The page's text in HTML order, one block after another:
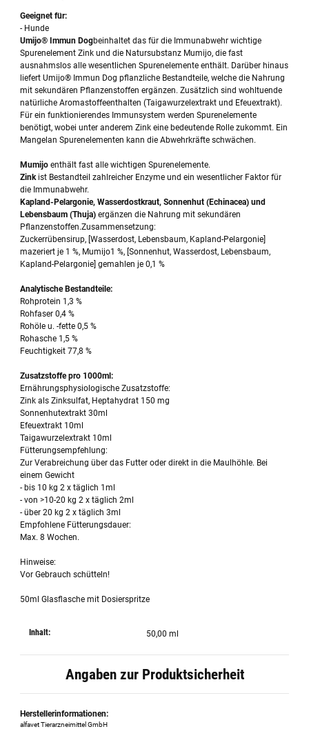
Geeignet für:
- Hunde
Umijo® Immun Dogbeinhaltet das für die Immunabwehr wichtige
Spurenelement Zink und die Natursubstanz Mumijo, die fast
ausnahmslos alle wesentlichen Spurenelemente enthält. Darüber hinaus
liefert Umijo® Immun Dog pflanzliche Bestandteile, welche die Nahrung
mit sekundären Pflanzenstoffen ergänzen. Zusätzlich sind wohltuende
natürliche Aromastoffeenthalten (Taigawurzelextrakt und Efeuextrakt).
Für ein funktionierendes Immunsystem werden Spurenelemente
benötigt, wobei unter anderem Zink eine bedeutende Rolle zukommt. Ein
Mangelan Spurenelementen kann die Abwehrkräfte schwächen.
Mumijo enthält fast alle wichtigen Spurenelemente.
Zinkist Bestandteil zahlreicher Enzyme und ein wesentlicher Faktor für
die Immunabwehr.
Kapland-Pelargonie, Wasserdostkraut, Sonnenhut (Echinacea) und
Lebensbaum (Thuja) ergänzen die Nahrung mit sekundären
Pflanzenstoffen.Zusammensetzung:
Zuckerrübensirup, [Wasserdost, Lebensbaum, Kapland-Pelargonie]
mazeriert je 1 %, Mumijo1 %, [Sonnenhut, Wasserdost, Lebensbaum,
Kapland-Pelargonie] gemahlen je 0,1 %
Analytische Bestandteile:
Rohprotein 1,3 %
Rohfaser 0,4 %
Rohöle u. -fette 0,5 %
Rohasche 1,5 %
Feuchtigkeit 77,8 %
Zusatzstoffe pro 1000ml:
Ernährungsphysiologische Zusatzstoffe:
Zink als Zinksulfat, Heptahydrat 150 mg
Sonnenhutextrakt 30ml
Efeuextrakt 10ml
Taigawurzelextrakt 10ml
Fütterungsempfehlung:
Zur Verabreichung über das Futter oder direkt in die Maulhöhle. Bei
einem Gewicht
- bis 10 kg 2 x täglich 1ml
- von >10-20 kg 2 x täglich 2ml
- über 20 kg 2 x täglich 3ml
Empfohlene Fütterungsdauer:
Max. 8 Wochen.
Hinweise:
Vor Gebrauch schütteln!
50ml Glasflasche mit Dosierspritze
Inhalt: 50,00 ml
Angaben zur Produktsicherheit
Herstellerinformationen:
alfavet Tierarzneimittel GmbH